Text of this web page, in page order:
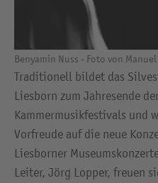
Benyamin Nuss - Foto von
Traditionell bildet das
Liesborn zum Jahresende
Kammermusikfestivals und
Vorfreude auf die neue
Liesborner
Leiter, Jörg Lopper, freuen